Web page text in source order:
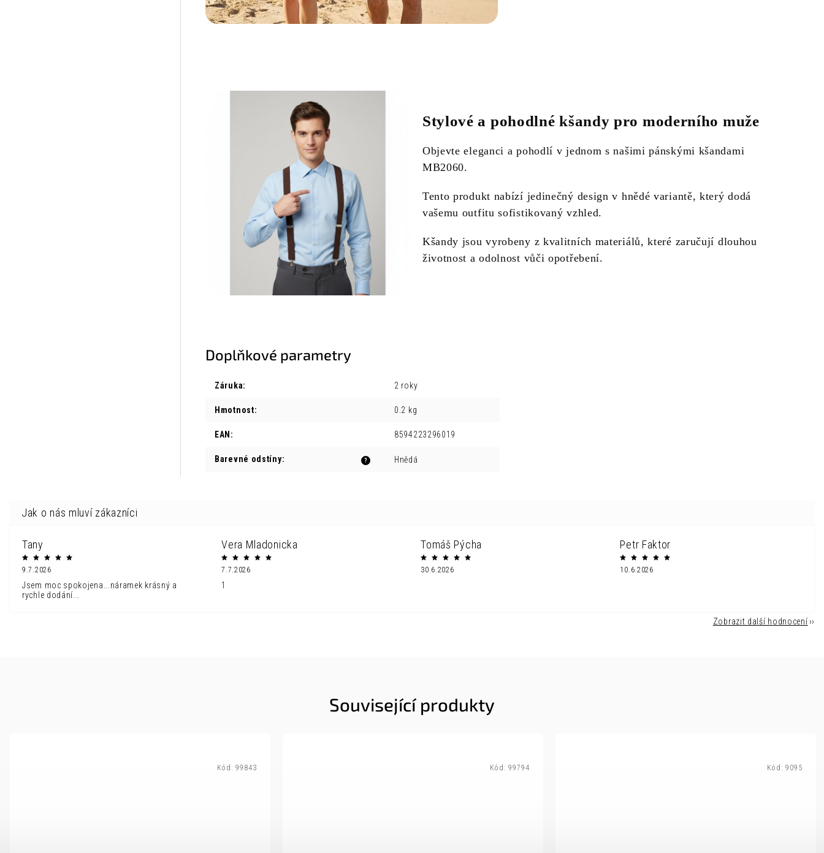
Stylové a pohodlné kšandy pro moderního muže
Objevte eleganci a pohodlí v jednom s našimi pánskými kšandami
MB2060.
Tento produkt nabízí jedinečný design v hnědé variantě, který dodá
vašemu outfitu sofistikovaný vzhled.
Kšandy jsou vyrobeny z kvalitních materiálů, které zaručují dlouhou
životnost a odolnost vůči opotřebení.
Doplňkové parametry
Záruka: 2 roky
Hmotnost: 0.2 kg
EAN : 8594223296019
?
Barevné odstíny: Hnědá
Tany
9.7.2026
Jsem moc spokojena...náramek krásný a
rychle dodání...
Vera Mladonicka
7.7.2026
1
Tomáš Pýcha
30.6.2026
Petr Faktor
10.6.2026
Zobrazit další hodnocení
Související produkty
Kód: 99843 Kód: 99794 Kód: 9095